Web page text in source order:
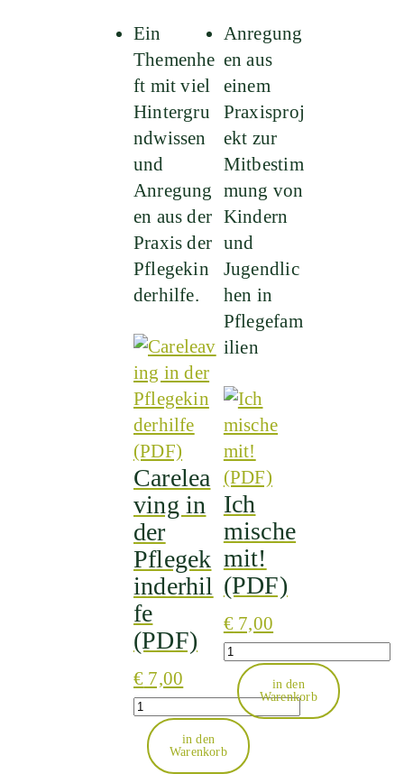
Ein
Themenhe
ft mit viel
Hintergru
ndwissen
und
Anregung
en aus der
Praxis der
Pflegekin
derhilfe.
Carelea
ving in
der
Pflegek
inderhil
fe
(PDF)
€ 7,00
Quantity
in den
Warenkorb
Anregung
en aus
einem
Praxisproj
ekt zur
Mitbestim
mung von
Kindern
und
Jugendlic
hen in
Pflegefam
ilien
Ich
mische
mit!
(PDF)
€ 7,00
Quantity
in den
Warenkorb